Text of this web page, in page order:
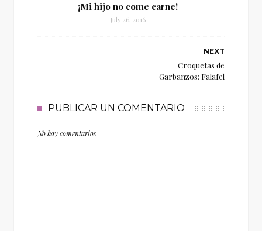
¡Mi hijo no come carne!
July 26, 2016
NEXT
Croquetas de
Garbanzos: Falafel
PUBLICAR UN COMENTARIO
No hay comentarios